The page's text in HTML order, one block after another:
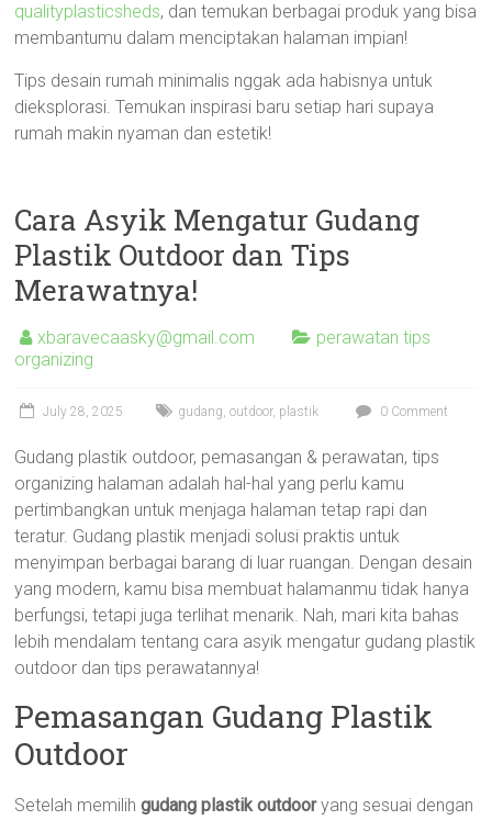
qualityplasticsheds, dan temukan berbagai produk yang bisa
membantumu dalam menciptakan halaman impian!
Tips desain rumah minimalis nggak ada habisnya untuk
dieksplorasi. Temukan inspirasi baru setiap hari supaya
rumah makin nyaman dan estetik!
Cara Asyik Mengatur Gudang
Plastik Outdoor dan Tips
Merawatnya!
xbaravecaasky@gmail.com
perawatan tips
organizing
July 28, 2025 gudang,outdoor, plastik 0 Comment
Gudang plastik outdoor, pemasangan & perawatan, tips
organizing halaman adalah hal-hal yang perlu kamu
pertimbangkan untuk menjaga halaman tetap rapi dan
teratur. Gudang plastik menjadi solusi praktis untuk
menyimpan berbagai barang di luar ruangan. Dengan desain
yang modern, kamu bisa membuat halamanmu tidak hanya
berfungsi, tetapi juga terlihat menarik. Nah, mari kita bahas
lebih mendalam tentang cara asyik mengatur gudang plastik
outdoor dan tips perawatannya!
Pemasangan Gudang Plastik
Outdoor
Setelah memilihgudang plastik outdooryang sesuai dengan